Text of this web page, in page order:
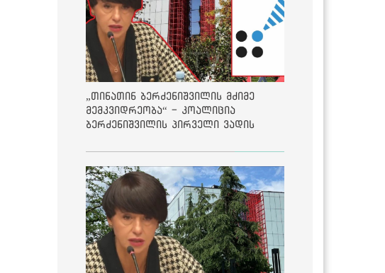
„თინათინ ბერძენიშვილის მძიმე
მემკვიდრეობა“ - კოალიცია
ბერძენიშვილის პირველი ვადის